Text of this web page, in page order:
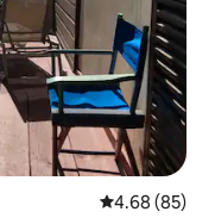
평점 4.68점(5
4.68 (85)